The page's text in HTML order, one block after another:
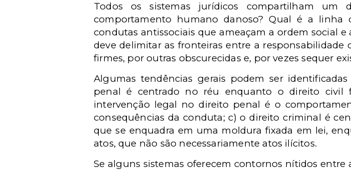
Todos os sistemas jurídicos compartilham
comportamento humano danoso? Qual é a linha
condutas antissociais que ameaçam a ordem social
deve delimitar as fronteiras entre a responsabilidade
firmes, por outras obscurecidas e, por vezes sequer
Algumas tendências gerais podem ser
penal é centrado no réu enquanto o direito
intervenção legal no direito penal é o
consequências da conduta; c) o direito criminal é
que se enquadra em uma moldura fixada em lei,
atos, que não são necessariamente atos ilícitos.
Se alguns sistemas oferecem contornos nítidos